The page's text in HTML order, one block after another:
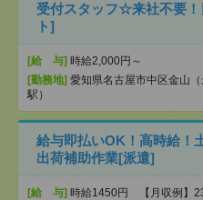
受付スタッフ☆来社不要
ト]
[給 与] 時給2,000円～
[勤務地] 愛知県名古屋市中区金山
駅）
給与即払いOK！高時給！
出荷補助作業[派遣]
[給 与] 時給1450円 【月収例】